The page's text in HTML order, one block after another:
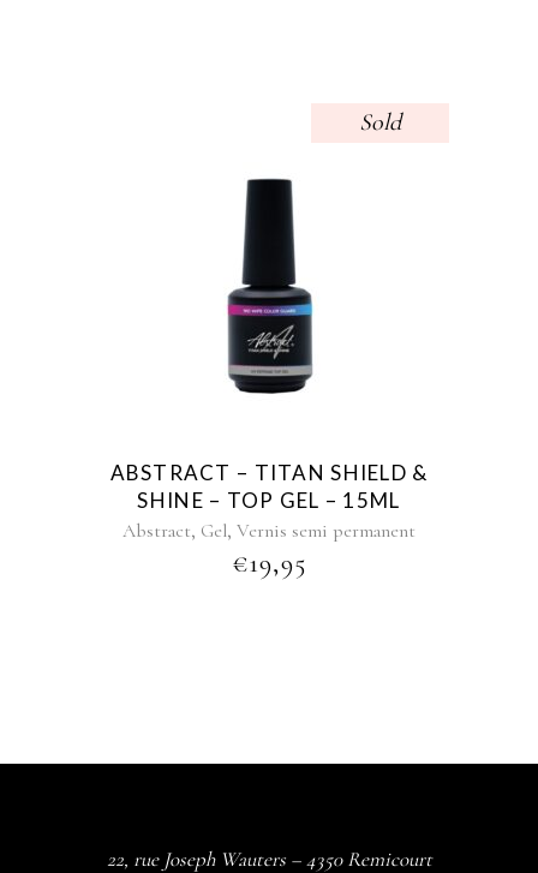
Sold
ABSTRACT – TITAN SHIELD &
SHINE – TOP GEL – 15ML
Abstract, Gel, Vernis semi permanent
€19,95
22, rue Joseph Wauters – 4350 Remicourt